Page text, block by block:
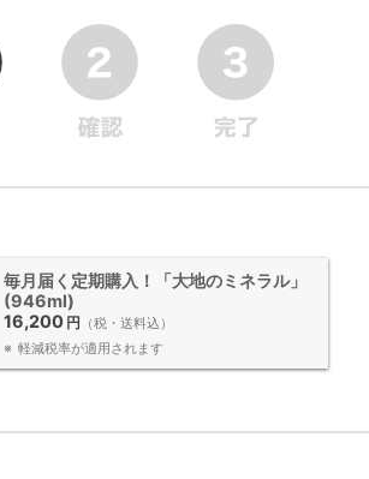
毎月届く定期購入！「大地のミネラル」
(946ml)
16,200 円
（税・送料込）
軽減税率が適用されます